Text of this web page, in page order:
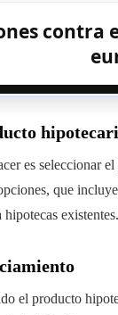
contra
es seleccionar
que
existentes.
el producto